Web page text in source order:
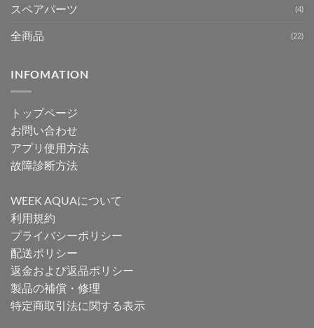
スペアパーツ (4)
全商品 (22)
INFOMATION
トップページ
お問い合わせ
アプリ使用方法
故障診断方法
WEEK AQUAについて
利用規約
プライバシーポリシー
配送ポリシー
返金および返品ポリシー
製品の補償・修理
特定商取引法に関する表示